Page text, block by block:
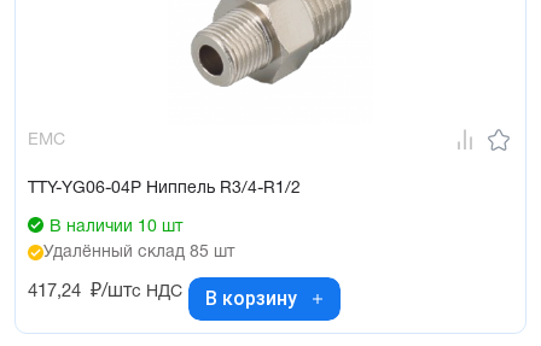
EMC
TTY-YG06-04P Ниппель R3/4-R1/2
В наличии 10 шт
Удалённый склад 85 шт
417,24 ₽/штс НДС В корзину